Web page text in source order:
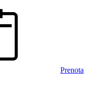
Prenota